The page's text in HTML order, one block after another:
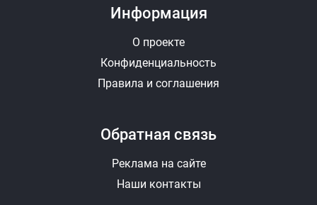
Информация
О проекте
Конфиденциальность
Правила и соглашения
Обратная связь
Реклама на сайте
Наши контакты